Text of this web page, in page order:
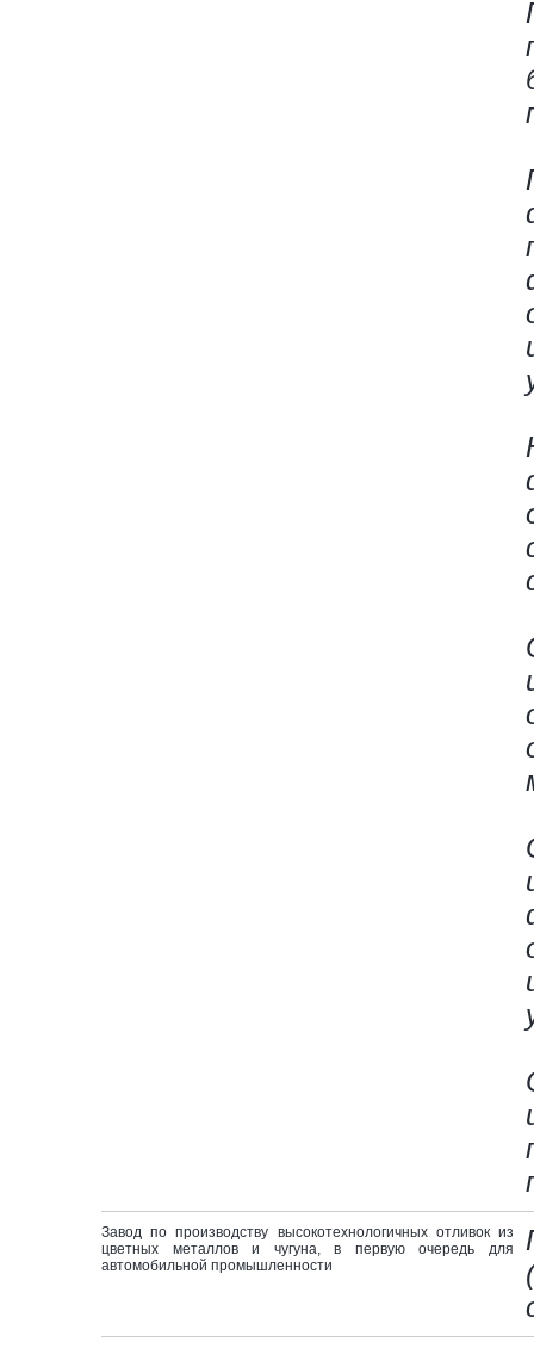
Завод по производству высокотехнологичных отливок из
цветных металлов и чугуна, в первую очередь для
автомобильной промышленности